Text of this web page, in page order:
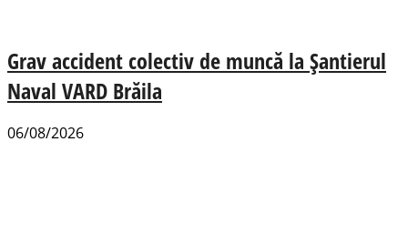
Grav accident colectiv de muncă la Șantierul
Naval VARD Brăila
06/08/2026